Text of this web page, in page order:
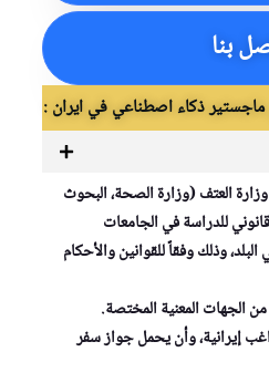
بنا
ذكاء اصطناعي في ايران :
العتف (وزارة الصحة، البحوث
للدراسة في الجامعات
وذلك وفقاً للقوانين والأحكام
من الجهات المعنية المختصة.
إيرانية، وأن يحمل جواز سفر